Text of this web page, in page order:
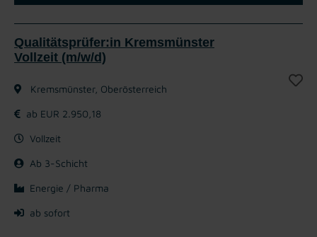
Qualitätsprüfer:in Kremsmünster
Vollzeit (m/w/d)
Kremsmünster, Oberösterreich
ab EUR 2.950,18
Vollzeit
Ab 3-Schicht
Energie / Pharma
ab sofort